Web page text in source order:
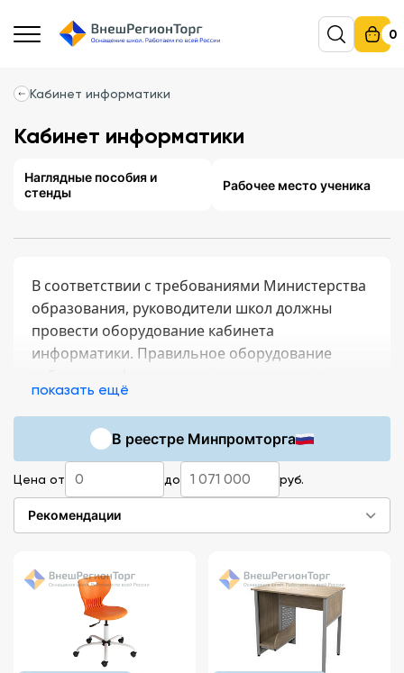
0
Кабинет информатики
Кабинет информатики
Наглядные пособия и
стенды
Рабочее место ученика
В соответствии с требованиями Министерства
образования, руководители школ должны
провести оборудование кабинета
информатики. Правильное оборудование
ФГОС предусматривает оформление приказа,
назначающего ответственного, обязательное
оформление паспорта кабинета, инвентарной
ведомости и оснащение компьютерно-
технологическими средствами для работы.
показать ещё
В реестре Минпромторга
Цена от до руб.
Рекомендации